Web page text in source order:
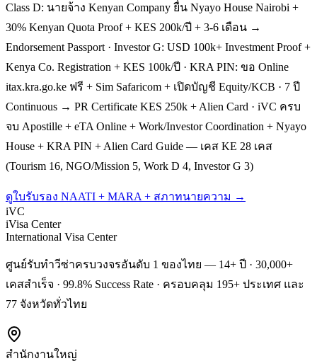
Class D: นายจ้าง Kenyan Company ยื่น Nyayo House Nairobi +
30% Kenyan Quota Proof + KES 200k/ปี + 3-6 เดือน →
Endorsement Passport · Investor G: USD 100k+ Investment Proof +
Kenya Co. Registration + KES 100k/ปี · KRA PIN: ขอ Online
itax.kra.go.ke ฟรี + Sim Safaricom + เปิดบัญชี Equity/KCB · 7 ปี
Continuous → PR Certificate KES 250k + Alien Card · iVC ครบ
จบ Apostille + eTA Online + Work/Investor Coordination + Nyayo
House + KRA PIN + Alien Card Guide — เคส KE 28 เคส
(Tourism 16, NGO/Mission 5, Work D 4, Investor G 3)
ดูใบรับรอง NAATI + MARA + สภาทนายความ →
iVC
iVisa Center
International Visa Center
ศูนย์รับทำวีซ่าครบวงจรอันดับ 1 ของไทย — 14+ ปี · 30,000+
เคสสำเร็จ · 99.8% Success Rate · ครอบคลุม 195+ ประเทศ และ
77 จังหวัดทั่วไทย
สำนักงานใหญ่